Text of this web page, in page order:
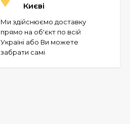
Києві
Ми здійснюємо доставку
прямо на об'єкт по всій
Україні або Ви можете
забрати самі